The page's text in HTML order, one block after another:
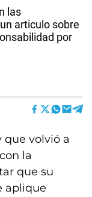
las
articulo sobre
por
que volvió a
la
que su
aplique